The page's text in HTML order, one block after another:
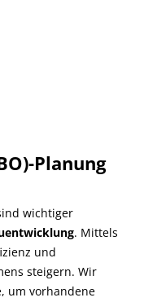
Planung
wichtiger
. Mittels
und
steigern. Wir
um vorhandene